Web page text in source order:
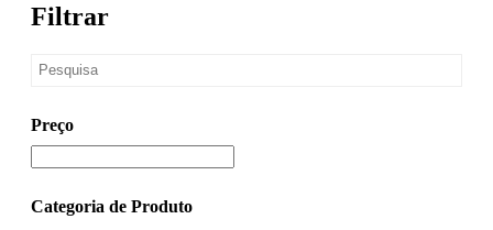
Filtrar
Preço
Categoria de Produto